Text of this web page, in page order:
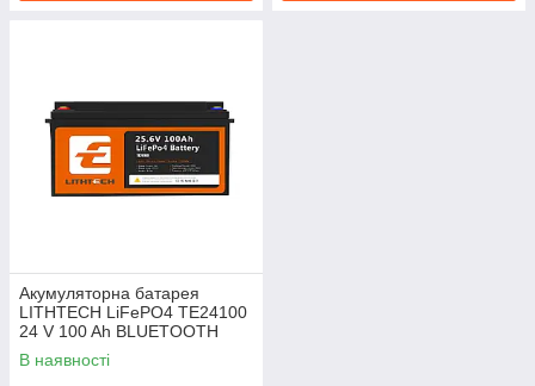
Акумуляторна батарея
LITHTECH LiFePO4 TE24100
24 V 100 Ah BLUETOOTH
В наявності